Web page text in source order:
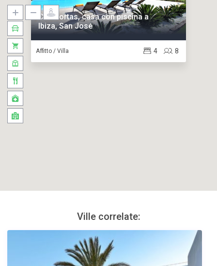
Can Portas, casa con piscina a
Ibiza, San José
Affitto / Villa 8
4
Ville correlate: